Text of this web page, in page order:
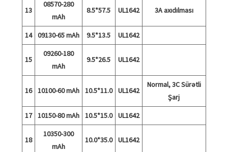
13
08570-280
mAh
8.5*57.5 UL1642 3A axıdılması
14 09130-65 mAh 9.5*13.5 UL1642
15
09260-180
mAh
9.5*26.5 UL1642
16 10100-60 mAh 10.5*11.0 UL1642
Normal, 3C Sürətli
Şarj
17
10150-80 mAh 10.5*15.0 UL1642
18
10350-300
mAh
10.0*35.0 UL1642